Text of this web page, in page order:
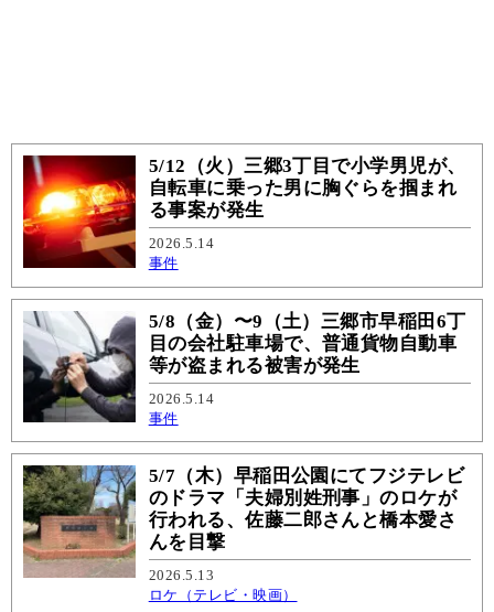
5/12（火）三郷3丁目で小学男児が、
自転車に乗った男に胸ぐらを掴まれ
る事案が発生
2026.5.14
事件
5/8（金）〜9（土）三郷市早稲田6丁
目の会社駐車場で、普通貨物自動車
等が盗まれる被害が発生
2026.5.14
事件
5/7（木）早稲田公園にてフジテレビ
のドラマ「夫婦別姓刑事」のロケが
行われる、佐藤二郎さんと橋本愛さ
んを目撃
2026.5.13
ロケ（テレビ・映画）